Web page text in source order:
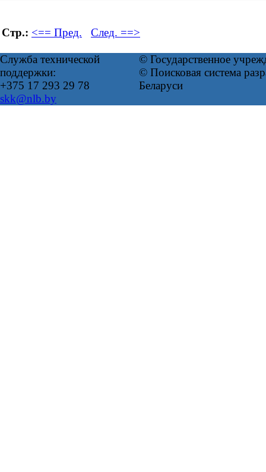
Стр.: <== Пред. След. ==>
Служба технической
поддержки:
+375 17 293 29 78
skk@nlb.by
© Государственное
© Поисковая система
Беларуси